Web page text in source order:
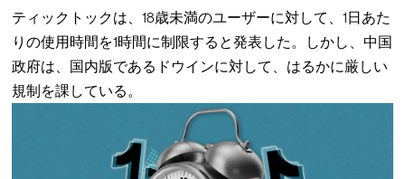
ティックトックは、18歳未満のユーザーに対して、1日あた
りの使用時間を1時間に制限すると発表した。しかし、中国
政府は、国内版であるドウインに対して、はるかに厳しい
規制を課している。